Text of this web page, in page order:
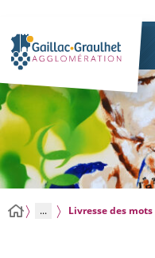
... Livresse des mots